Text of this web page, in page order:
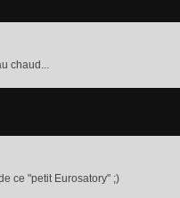
chaud...
ce "petit Eurosatory" ;)